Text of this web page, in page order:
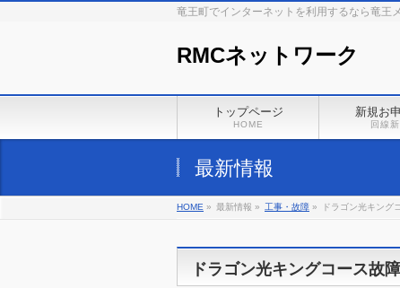
竜王町でインターネットを利用するなら竜王
RMCネットワーク
トップページ
HOME
新規お
回線
最新情報
HOME » 最新情報 » 工事・故障 » ドラゴン光キング
ドラゴン光キングコース故